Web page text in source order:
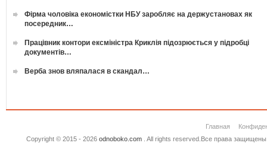
Фірма чоловіка економістки НБУ заробляє на держустановах як
посередник…
Працівник контори ексміністра Криклія підозрюється у підробці
документів…
Верба знов вляпалася в скандал…
Главная
Copyright © 2015 - 2026 odnoboko.com. All rights reserved.Все права защищены.